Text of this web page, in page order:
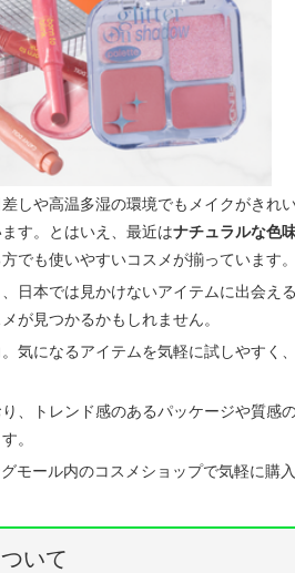
しや高温多湿の環境でもメイクがきれ
す。とはいえ、最近はナチュラルな色
でも使いやすいコスメが揃っています。
、日本では見かけないアイテムに出会え
が見つかるかもしれません。
気になるアイテムを気軽に試しやすく
、トレンド感のあるパッケージや質感
。
モール内のコスメショップで気軽に購入
いて